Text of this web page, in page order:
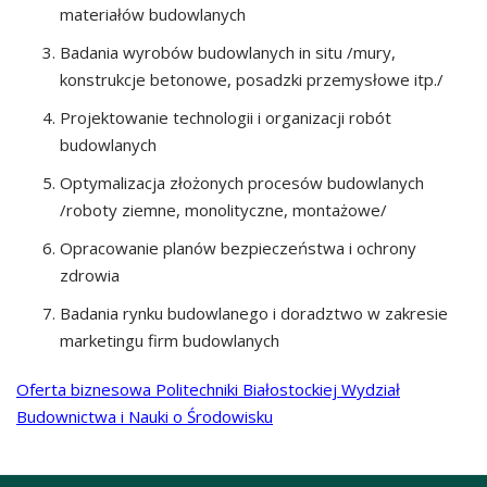
materiałów budowlanych
Badania wyrobów budowlanych in situ /mury,
konstrukcje betonowe, posadzki przemysłowe itp./
Projektowanie technologii i organizacji robót
budowlanych
Optymalizacja złożonych procesów budowlanych
/roboty ziemne, monolityczne, montażowe/
Opracowanie planów bezpieczeństwa i ochrony
zdrowia
Badania rynku budowlanego i doradztwo w zakresie
marketingu firm budowlanych
Oferta biznesowa Politechniki Białostockiej Wydział
Budownictwa i Nauki o Środowisku